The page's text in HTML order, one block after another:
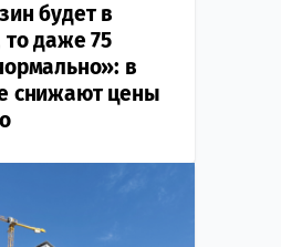
будет в
то даже 75
в
снижают цены